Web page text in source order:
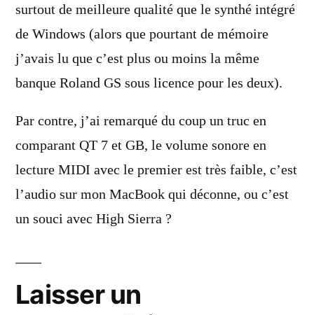
surtout de meilleure qualité que le synthé intégré
de Windows (alors que pourtant de mémoire
j’avais lu que c’est plus ou moins la même
banque Roland GS sous licence pour les deux).
Par contre, j’ai remarqué du coup un truc en
comparant QT 7 et GB, le volume sonore en
lecture MIDI avec le premier est très faible, c’est
l’audio sur mon MacBook qui déconne, ou c’est
un souci avec High Sierra ?
Laisser un